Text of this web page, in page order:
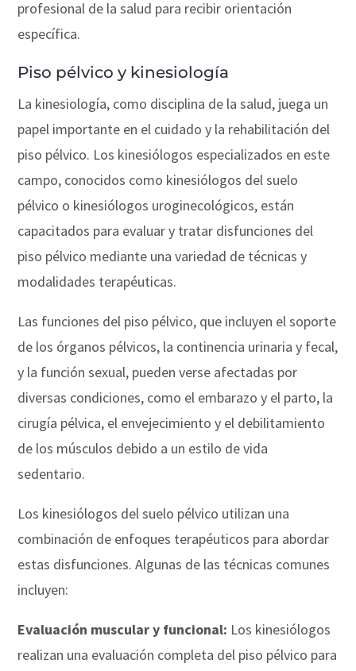
profesional de la salud para recibir orientación
específica.
Piso pélvico y kinesiología
La kinesiología, como disciplina de la salud, juega un
papel importante en el cuidado y la rehabilitación del
piso pélvico. Los kinesiólogos especializados en este
campo, conocidos como kinesiólogos del suelo
pélvico o kinesiólogos uroginecológicos, están
capacitados para evaluar y tratar disfunciones del
piso pélvico mediante una variedad de técnicas y
modalidades terapéuticas.
Las funciones del piso pélvico, que incluyen el soporte
de los órganos pélvicos, la continencia urinaria y fecal,
y la función sexual, pueden verse afectadas por
diversas condiciones, como el embarazo y el parto, la
cirugía pélvica, el envejecimiento y el debilitamiento
de los músculos debido a un estilo de vida
sedentario.
Los kinesiólogos del suelo pélvico utilizan una
combinación de enfoques terapéuticos para abordar
estas disfunciones. Algunas de las técnicas comunes
incluyen:
Evaluación muscular y funcional: Los kinesiólogos
realizan una evaluación completa del piso pélvico para